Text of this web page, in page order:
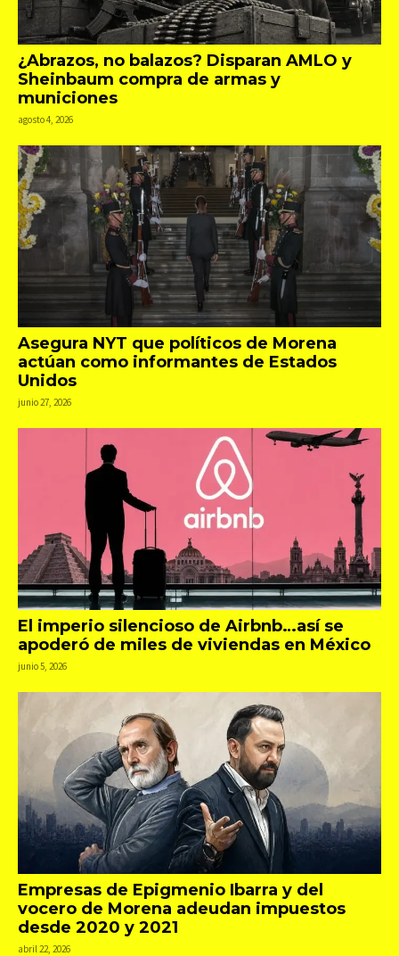
¿Abrazos, no balazos? Disparan AMLO y
Sheinbaum compra de armas y
municiones
agosto 4, 2026
Asegura NYT que políticos de Morena
actúan como informantes de Estados
Unidos
junio 27, 2026
El imperio silencioso de Airbnb…así se
apoderó de miles de viviendas en México
junio 5, 2026
Empresas de Epigmenio Ibarra y del
vocero de Morena adeudan impuestos
desde 2020 y 2021
abril 22, 2026